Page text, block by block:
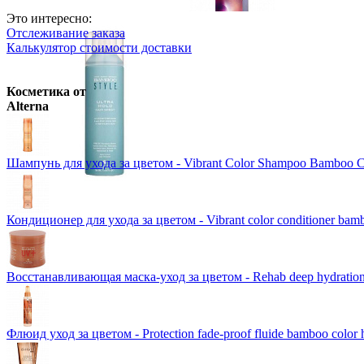
Wella Professionals
Ожидается
Оптовая цена
от820р.
Это интересно:
Отслеживание заказа
Калькулятор стоимости доставки
Косметика от
Alterna
Шампунь для ухода за цветом - Vibrant Color Shampoo Bamboo
Кондиционер для ухода за цветом - Vibrant color conditioner
Восстанавливающая маска-уход за цветом - Rehab deep
Флюид уход за цветом - Protection fade-proof fluide bamboo color